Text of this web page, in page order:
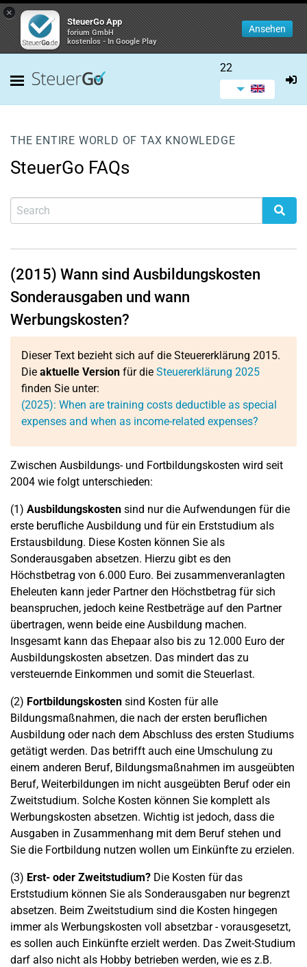
×
SteuerGo App
forium GmbH
kostenlos - In Google Play
Ansehen
22
THE ENTIRE WORLD OF TAX KNOWLEDGE
SteuerGo FAQs
(2015) Wann sind Ausbildungskosten
Sonderausgaben und wann
Werbungskosten?
Dieser Text bezieht sich auf die Steuererklärung 2015.
Die aktuelle Version für die Steuererklärung 2025
finden Sie unter:
(2025): When are training costs deductible as special
expenses and when as income-related expenses?
Zwischen Ausbildungs- und Fortbildungskosten wird seit
2004 wie folgt unterschieden:
(1) Ausbildungskosten sind nur die Aufwendungen für die
erste berufliche Ausbildung und für ein Erststudium als
Erstausbildung. Diese Kosten können Sie als
Sonderausgaben absetzen. Hierzu gibt es den
Höchstbetrag von 6.000 Euro. Bei zusammenveranlagten
Eheleuten kann jeder Partner den Höchstbetrag für sich
beanspruchen, jedoch keine Restbeträge auf den Partner
übertragen, wenn beide eine Ausbildung machen.
Insgesamt kann das Ehepaar also bis zu 12.000 Euro der
Ausbildungskosten absetzen. Das mindert das zu
versteuernde Einkommen und somit die Steuerlast.
(2) Fortbildungskosten sind Kosten für alle
Bildungsmaßnahmen, die nach der ersten beruflichen
Ausbildung oder nach dem Abschluss des ersten Studiums
getätigt werden. Das betrifft auch eine Umschulung zu
einem anderen Beruf, Bildungsmaßnahmen im ausgeübten
Beruf, Weiterbildungen im nicht ausgeübten Beruf oder ein
Zweitstudium. Solche Kosten können Sie komplett als
Werbungskosten absetzen. Wichtig ist jedoch, dass die
Ausgaben in Zusammenhang mit dem Beruf stehen und
Sie die Fortbildung nutzen wollen um Einkünfte zu erzielen.
(3) Erst- oder Zweitstudium? Die Kosten für das
Erststudium können Sie als Sonderausgaben nur begrenzt
absetzen. Beim Zweitstudium sind die Kosten hingegen
immer als Werbungskosten voll absetzbar - vorausgesetzt,
es sollen auch Einkünfte erzielt werden. Das Zweit-Studium
darf also nicht als Hobby betrieben werden, wie es z.B.